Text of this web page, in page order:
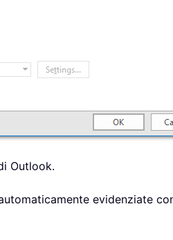
Outlook.
evidenziate